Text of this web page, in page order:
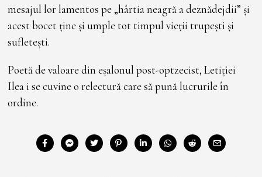
mesajul lor lamentos pe „hârtia neagră a deznădejdii” și
acest bocet ține și umple tot timpul vieții trupești și
sufletești.
Poetă de valoare din eșalonul post-optzecist, Letiției
Ilea i se cuvine o relectură care să pună lucrurile în
ordine.